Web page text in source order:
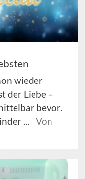
wieder
der Liebe –
bevor.
...
Von